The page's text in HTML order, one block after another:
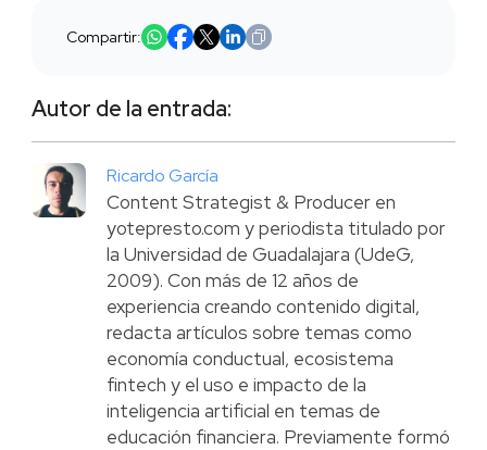
Compartir:
Autor de la entrada:
Ricardo García
Content Strategist & Producer en
yotepresto.com y periodista titulado por
la Universidad de Guadalajara (UdeG,
2009). Con más de 12 años de
experiencia creando contenido digital,
redacta artículos sobre temas como
economía conductual, ecosistema
fintech y el uso e impacto de la
inteligencia artificial en temas de
educación financiera. Previamente formó